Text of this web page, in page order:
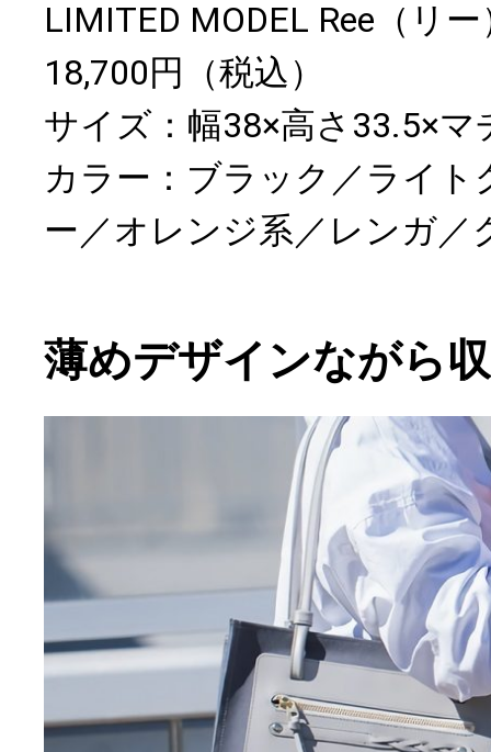
LIMITED MODEL Ree（リー
18,700円（税込）
サイズ：幅38×高さ33.5×マ
カラー：ブラック／ライト
ー／オレンジ系／レンガ／
薄めデザインながら